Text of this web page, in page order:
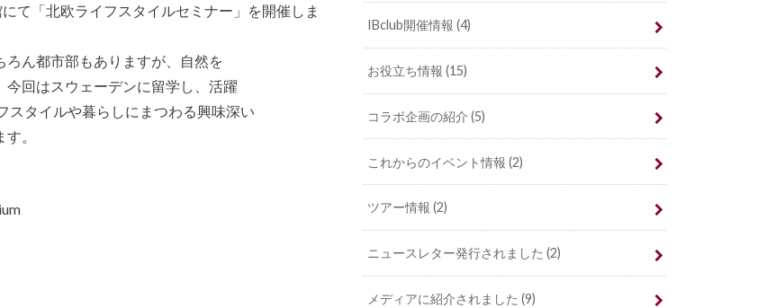
て「北欧ライフスタイルセミナー」を開催しま
ん都市部もありますが、自然を
回はスウェーデンに留学し、活躍
スタイルや暮らしにまつわる興味深い
。
IBclub開催情報(4)
お役立ち情報(15)
コラボ企画の紹介(5)
これからのイベント情報(2)
ツアー情報(2)
ニュースレター発行されました(2)
メディアに紹介されました(9)